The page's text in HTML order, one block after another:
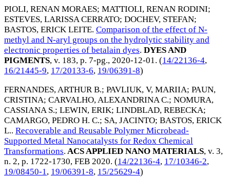
PIOLI, RENAN MORAES; MATTIOLI, RENAN RODINI;
ESTEVES, LARISSA CERRATO; DOCHEV, STEFAN;
BASTOS, ERICK LEITE. Comparison of the effect of N-
methyl and N-aryl groups on the hydrolytic stability and
electronic properties of betalain dyes. DYES AND
PIGMENTS, v. 183, p. 7-pg., 2020-12-01. (14/22136-4,
16/21445-9, 17/20133-6, 19/06391-8)
FERNANDES, ARTHUR B.; PAVLIUK, V, MARIIA; PAUN,
CRISTINA; CARVALHO, ALEXANDRINA C.; NOMURA,
CASSIANA S.; LEWIN, ERIK; LINDBLAD, REBECKA;
CAMARGO, PEDRO H. C.; SA, JACINTO; BASTOS, ERICK
L.. Recoverable and Reusable Polymer Microbead-
Supported Metal Nanocatalysts for Redox Chemical
Transformations. ACS APPLIED NANO MATERIALS, v. 3,
n. 2, p. 1722-1730, FEB 2020. (14/22136-4, 17/10346-2,
19/08450-1, 19/06391-8, 15/25629-4)